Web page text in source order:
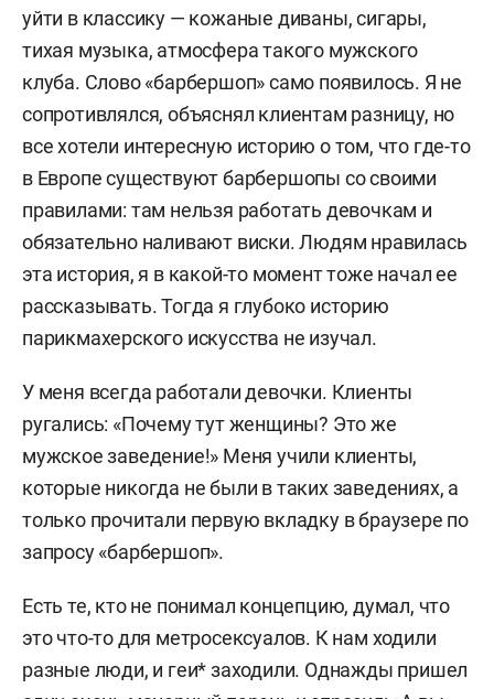
уйти в классику — кожаные диваны, сигары,
тихая музыка, атмосфера такого мужского
клуба. Слово «барбершоп» само появилось. Я не
сопротивлялся, объяснял клиентам разницу, но
все хотели интересную историю о том, что где-то
в Европе существуют барбершопы со своими
правилами: там нельзя работать девочкам и
обязательно наливают виски. Людям нравилась
эта история, я в какой-то момент тоже начал ее
рассказывать. Тогда я глубоко историю
парикмахерского искусства не изучал.
У меня всегда работали девочки. Клиенты
ругались: «Почему тут женщины? Это же
мужское заведение!» Меня учили клиенты,
которые никогда не были в таких заведениях, а
только прочитали первую вкладку в браузере по
запросу «барбершоп».
Есть те, кто не понимал концепцию, думал, что
это что-то для метросексуалов. К нам ходили
разные люди, и геи* заходили. Однажды пришел